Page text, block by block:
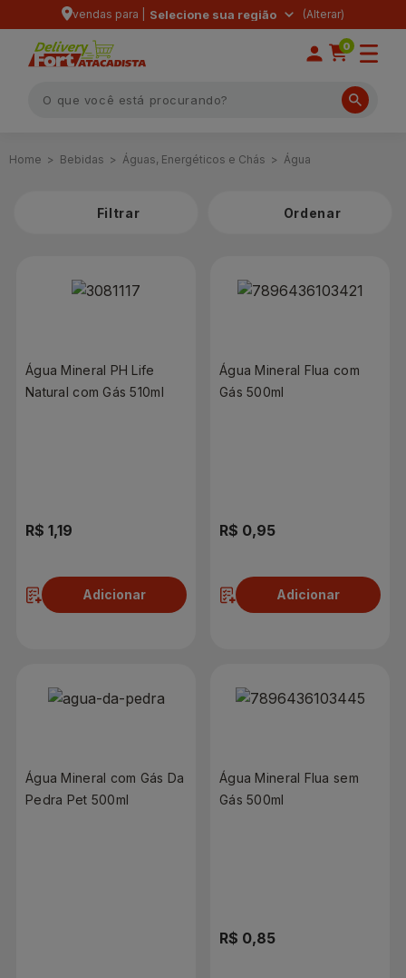
vendas para | Selecione sua região
0
Bebidas Águas, Energéticos e Chás Água
Filtrar
Água Mineral PH Life
Natural com Gás 510ml
R$ 1,19
Adicionar
Água Mineral Flua com
Gás 500ml
R$ 0,95
Adicionar
Água Mineral com Gás Da
Pedra Pet 500ml
Água Mineral Flua sem
Gás 500ml
R$ 0,85